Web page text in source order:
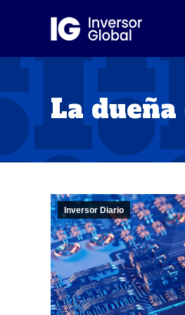
La
Inversor Diario